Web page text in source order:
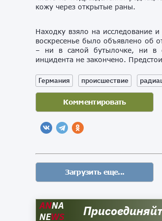
кожу через открытые раны.
Находку взяло на исследование
воскресенье было объявлено об
– ни в самой бутылочке, ни в
инцидента не закончено.
Германия происшествие
ANNA
NEWS